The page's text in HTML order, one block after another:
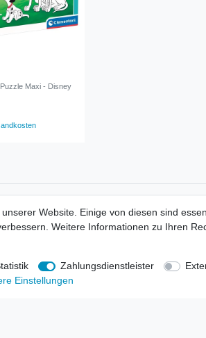
Maxi - Disney
Informationen
Händlerbund -
Produkt-Kataloge
Über uns
Website. Einige von diesen sind
Weitere Informationen zu Ihren
Zahlungsdienstleister
Einstellungen